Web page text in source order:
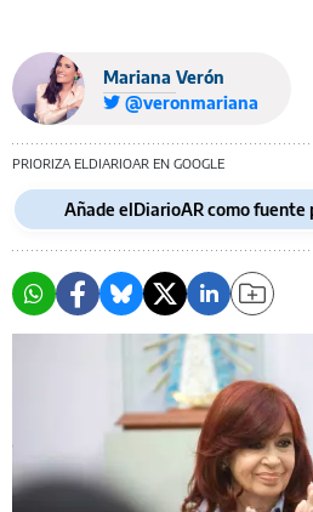
Mariana Verón
@veronmariana
PRIORIZA ELDIARIOAR EN GOOGLE
Añade elDiarioAR como fuente